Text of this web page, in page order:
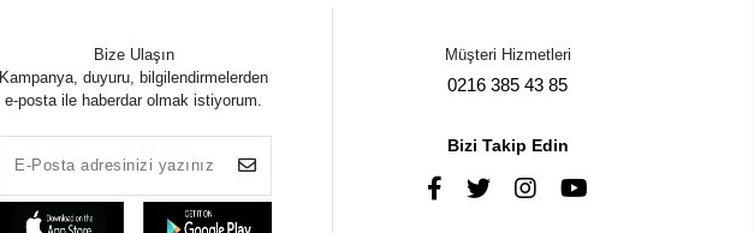
Bize Ulaşın
Kampanya, duyuru, bilgilendirmelerden
e-posta ile haberdar olmak istiyorum.
Müşteri Hizmetleri
0216 385 43 85
Bizi Takip Edin